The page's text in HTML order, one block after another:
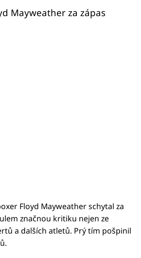
Mayweather za zápas
Floyd Mayweather schytal za
značnou kritiku nejen ze
a dalších atletů. Prý tím pošpinil